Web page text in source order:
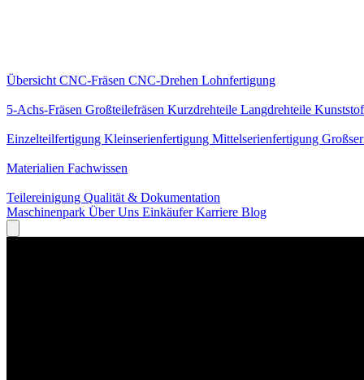
Übersicht CNC-Fräsen CNC-Drehen Lohnfertigung
5-Achs-Fräsen Großteilefräsen Kurzdrehteile Langdrehteile
Einzelteilfertigung Kleinserienfertigung Mittelserienfertigung
Materialien Fachwissen
Teilereinigung Qualität & Dokumentation
Maschinenpark Über Uns EinkäuferKarriere Blog